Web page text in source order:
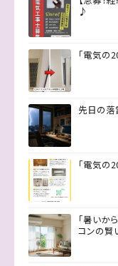
♪
「電気の
先日の落
「電気の
「暑いか
コンの賢